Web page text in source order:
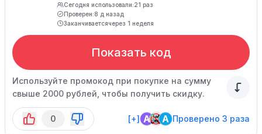
Сегодня использовали:21 раз
Проверен:8 д назад
Заканчиваетсячерез 1 неделя
Показать код
Используйте промокод при покупке на сумму
свыше 2000 рублей, чтобы получить скидку.
0 [+] A A Проверено 3 раза